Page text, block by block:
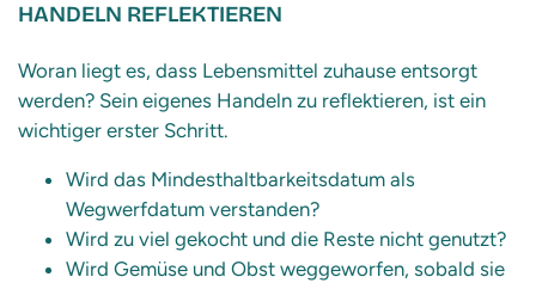
HANDELN REFLEKTIEREN
Woran liegt es, dass Lebensmittel zuhause entsorgt
werden? Sein eigenes Handeln zu reflektieren, ist ein
wichtiger erster Schritt.
Wird das Mindesthaltbarkeitsdatum als
Wegwerfdatum verstanden?
Wird zu viel gekocht und die Reste nicht genutzt?
Wird Gemüse und Obst weggeworfen, sobald sie